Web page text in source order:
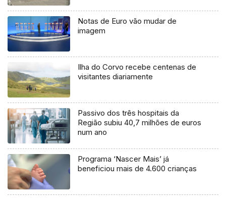
Notas de Euro vão mudar de
imagem
Ilha do Corvo recebe centenas de
visitantes diariamente
Passivo dos três hospitais da
Região subiu 40,7 milhões de euros
num ano
Programa ‘Nascer Mais’ já
beneficiou mais de 4.600 crianças